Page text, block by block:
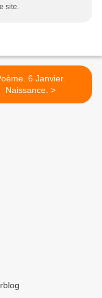
site.
6 Janvier.
Naissance. >